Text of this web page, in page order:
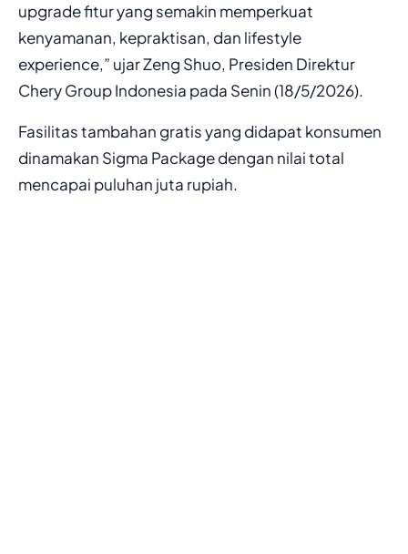
upgrade fitur yang semakin memperkuat
kenyamanan, kepraktisan, dan lifestyle
experience,” ujar Zeng Shuo, Presiden Direktur
Chery Group Indonesia pada Senin (18/5/2026).
Fasilitas tambahan gratis yang didapat konsumen
dinamakan Sigma Package dengan nilai total
mencapai puluhan juta rupiah.